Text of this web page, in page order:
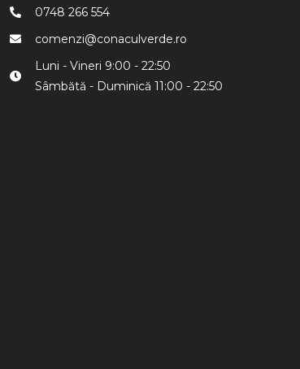
0748 266 554​
comenzi@conaculverde.ro
Luni - Vineri 9:00 - 22:50
Sâmbătă - Duminică 11:00 - 22:50